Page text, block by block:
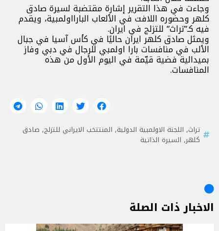
وجاءت في هذا التقرير إشارة مقتضبة لسيرة صادق
كلهر وحضوره اللافت في الألعاب البارااولمبية، ويقدم
فيه كـ”تراث” للتزلج في ايران.
ويمثل صادق كلهر ايران حاليًا في كأس آسيا في جبال
الألب في منافسات بارا اولمبي للرجال في دبي وفاز
بميدالية فضية قيّمة في اليوم الأول من هذه
المنافسات.
تراث, اللجنة الاولمبية الدولية, المنتتخب الايراني للتزلج, صادق
كلهر, السيرة الذاتية
الاخبار ذات الصلة